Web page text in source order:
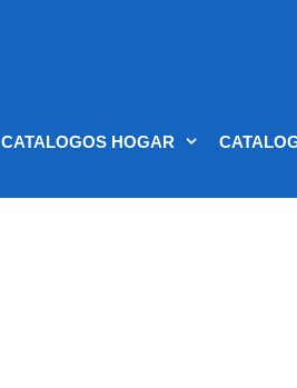
CATALOGOS HOGAR